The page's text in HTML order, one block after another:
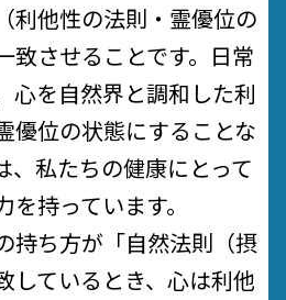
利他性の法則・霊優位の
致させることです。日常
心を自然界と調和した利
優位の状態にすることな
、私たちの健康にとって
を持っています。
持ち方が「自然法則（摂
しているとき、心は利他